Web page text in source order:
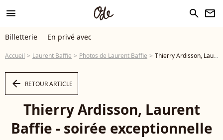
menu search newsletter
Billetterie En privé avec
Accueil Laurent Baffie Photos de Laurent Baffie Thierry Ardisson, Laurent Baffie - soirée exceptionnelle pour les associations Laurette Fugain et Grégory Lemarchal sur le parvis de l'hôtel de ville à Paris. 2010. Photographe : COADIC GUIREC / BESTIMAGE - Photo
arrow_left RETOUR ARTICLE
Thierry Ardisson, Laurent
Baffie - soirée exceptionnelle